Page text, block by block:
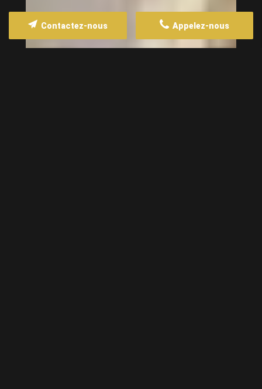
Appelez-nous
Contactez-nous